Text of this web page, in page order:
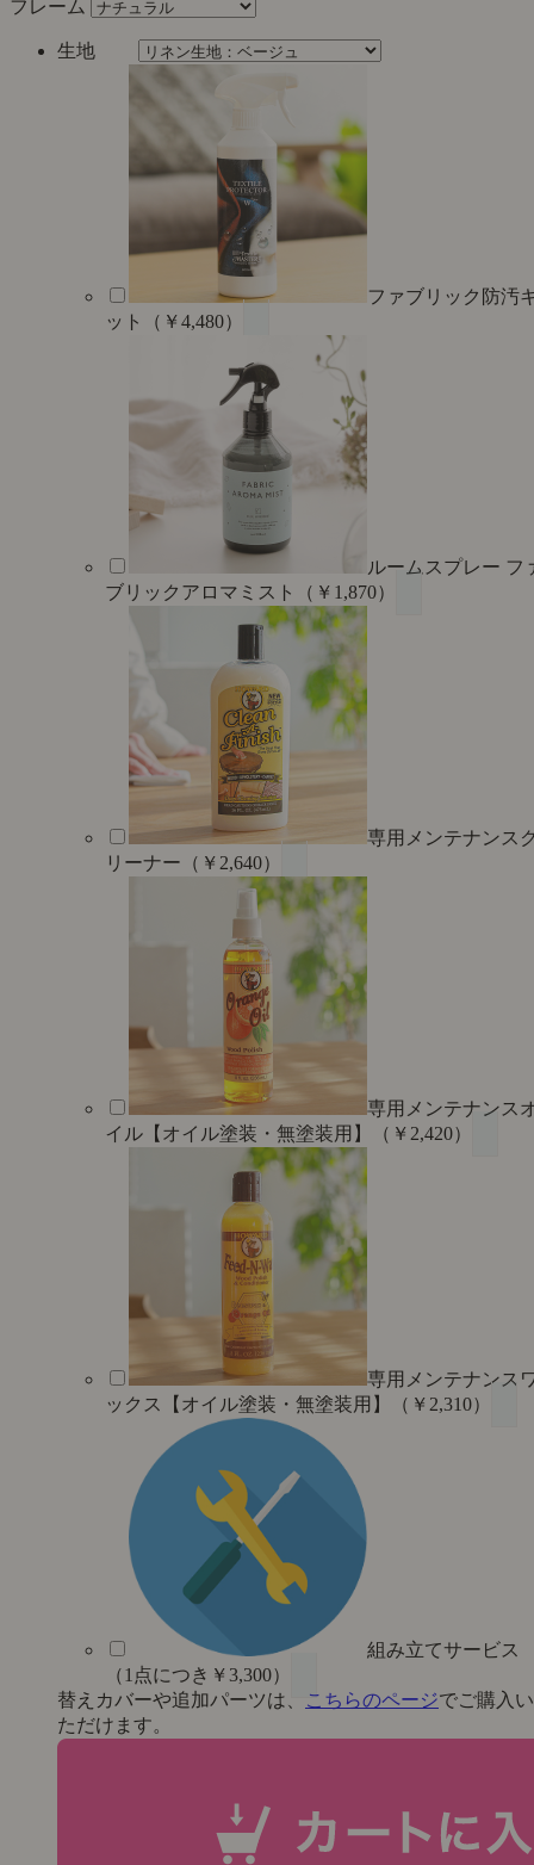
ファブリック防汚
ット（￥4,480）
ルームスプレー フ
ブリックアロマミスト（￥1,870）
専用メンテナンス
リーナー（￥2,640）
専用メンテナンス
イル【オイル塗装・無塗装用】（￥2,420）
専用メンテナンス
ックス【オイル塗装・無塗装用】（￥2,310）
組み立てサービス
（1点につき￥3,300）
替えカバーや追加パーツは、
こちらのページでご購入い
ただけます。